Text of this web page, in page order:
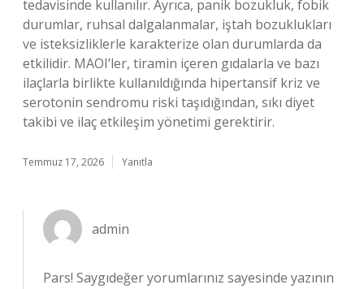
tedavisinde kullanılır. Ayrıca, panik bozukluk, fobik
durumlar, ruhsal dalgalanmalar, iştah bozuklukları
ve isteksizliklerle karakterize olan durumlarda da
etkilidir. MAOI’ler, tiramin içeren gıdalarla ve bazı
ilaçlarla birlikte kullanıldığında hipertansif kriz ve
serotonin sendromu riski taşıdığından, sıkı diyet
takibi ve ilaç etkileşim yönetimi gerektirir.
Temmuz 17, 2026 Yanıtla
admin
Pars! Saygıdeğer yorumlarınız sayesinde yazının